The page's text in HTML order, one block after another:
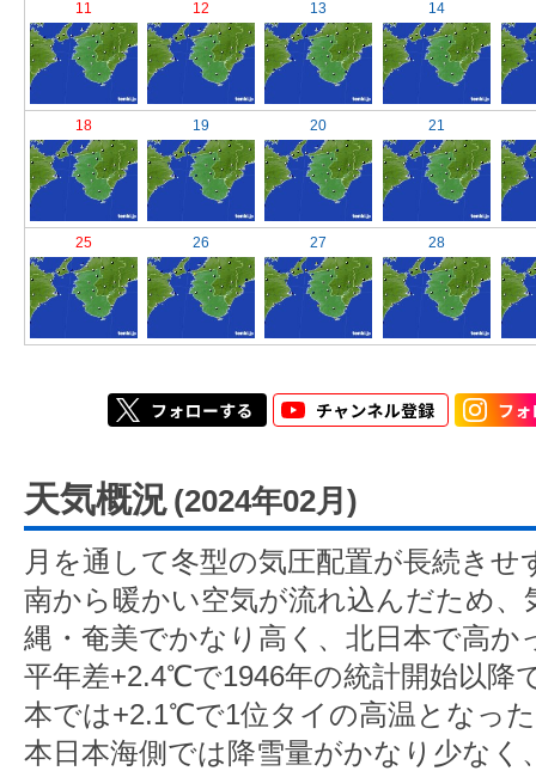
11 12 13 14
18 19 20 21
25 26 27 28
天気概況 (2024年02月)
月を通して冬型の気圧配置が長続きせ
南から暖かい空気が流れ込んだため、
縄・奄美でかなり高く、北日本で高か
平年差+2.4℃で1946年の統計開始以降
本では+2.1℃で1位タイの高温となっ
本日本海側では降雪量がかなり少なく